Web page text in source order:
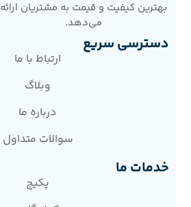
بهترین کیفیت و قیمت به مشتریان ارائه
می‌دهد.
دسترسی سریع
ارتباط با ما
وبلاگ
درباره ما
سوالات متداول
خدمات ما
پکیج